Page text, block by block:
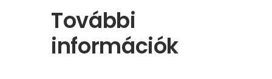
További
információk